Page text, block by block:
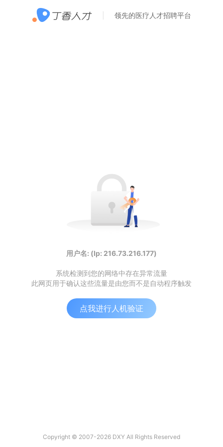
领先的医疗人才招聘平台
用户名: (Ip: 216.73.216.177)
系统检测到您的网络中存在异常流量
此网页用于确认这些流量是由您而不是自动程序触发
点我进行人机验证
Copyright © 2007-2026 DXY All Rights Reserved